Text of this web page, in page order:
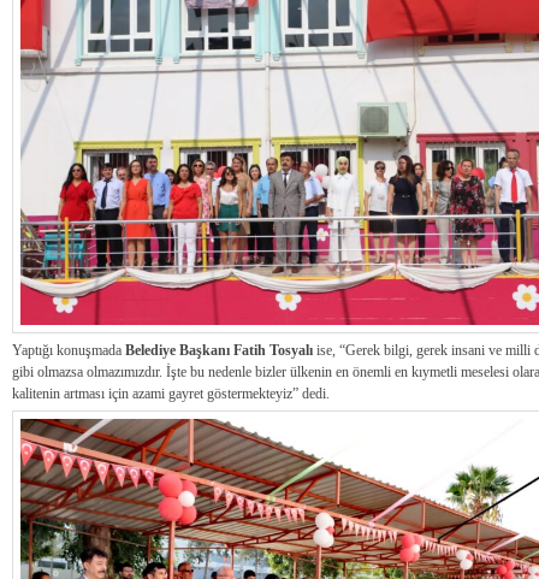
Yaptığı konuşmada Belediye Başkanı Fatih Tosyalı ise, “Gerek bilgi, gerek insani ve milli
gibi olmazsa olmazımızdır. İşte bu nedenle bizler ülkenin en önemli en kıymetli meselesi
kalitenin artması için azami gayret göstermekteyiz” dedi.